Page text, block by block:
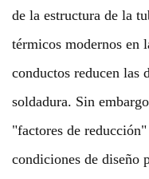
de la estructura de la
térmicos modernos en
conductos reducen las
soldadura. Sin
"factores de
condiciones de diseño